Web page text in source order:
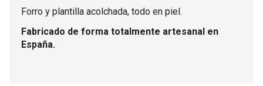
Forro y plantilla acolchada, todo en piel.
Fabricado de forma totalmente artesanal en
España.